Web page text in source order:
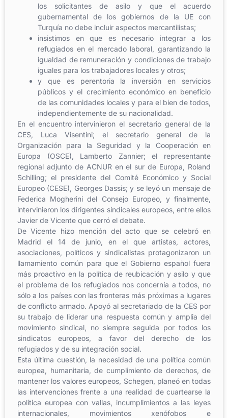
los solicitantes de asilo y que el acuerdo
gubernamental de los gobiernos de la UE con
Turquía no debe incluir aspectos mercantilistas;
insistimos en que es necesario integrar a los
refugiados en el mercado laboral, garantizando la
igualdad de remuneración y condiciones de trabajo
iguales para los trabajadores locales y otros;
y que es perentoria la inversión en servicios
públicos y el crecimiento económico en beneficio
de las comunidades locales y para el bien de todos,
independientemente de su nacionalidad.
En el encuentro intervinieron el secretario general de la
CES, Luca Visentini; el secretario general de la
Organización para la Seguridad y la Cooperación en
Europa (OSCE), Lamberto Zannier; el representante
regional adjunto de ACNUR en el sur de Europa, Roland
Schilling; el presidente del Comité Económico y Social
Europeo (CESE), Georges Dassis; y se leyó un mensaje de
Federica Mogherini del Consejo Europeo, y finalmente,
intervinieron los dirigentes sindicales europeos, entre ellos
Javier de Vicente que cerró el debate.
De Vicente hizo mención del acto que se celebró en
Madrid el 14 de junio, en el que artistas, actores,
asociaciones, políticos y sindicalistas protagonizaron un
llamamiento común para que el Gobierno español fuera
más proactivo en la política de reubicación y asilo y que
el problema de los refugiados nos concernía a todos, no
sólo a los países con las fronteras más próximas a lugares
de conflicto armado. Apoyó al secretariado de la CES por
su trabajo de liderar una respuesta común y amplia del
movimiento sindical, no siempre seguida por todos los
sindicatos europeos, a favor del derecho de los
refugiados y de su integración social.
Esta última cuestión, la necesidad de una política común
europea, humanitaria, de cumplimiento de derechos, de
mantener los valores europeos, Schegen, planeó en todas
las intervenciones frente a una realidad de cuartearse la
política europea con vallas, incumplimientos a las leyes
internacionales, movimientos xenófobos e